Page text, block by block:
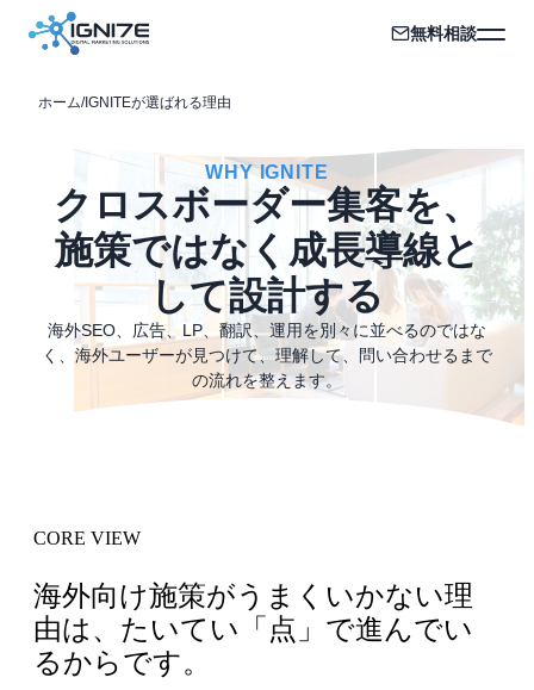
無料相談
ホーム/IGNITEが選ばれる理由
WHY IGNITE
クロスボーダー集客を、
施策ではなく成長導線と
して設計する
海外SEO、広告、LP、翻訳、運用を別々に並べるのではな
く、海外ユーザーが見つけて、理解して、問い合わせるまで
の流れを整えます。
CORE VIEW
海外向け施策がうまくいかない理
由は、たいてい「点」で進んでい
るからです。